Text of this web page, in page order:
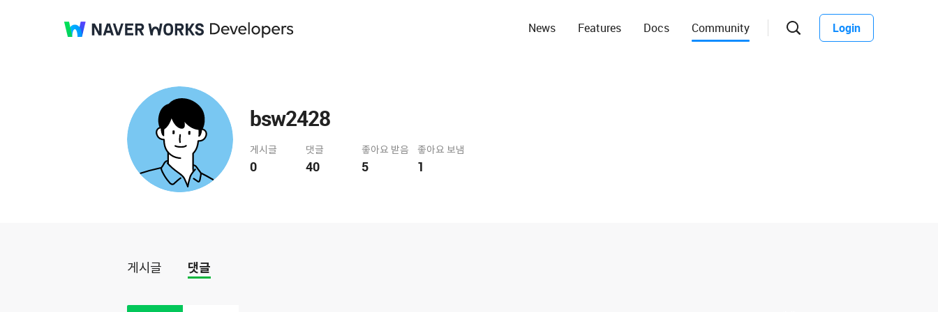
News Features Docs Community Login
bsw2428
게시글
0
댓글
40
좋아요 받음
5
좋아요 보냄
1
게시글 댓글